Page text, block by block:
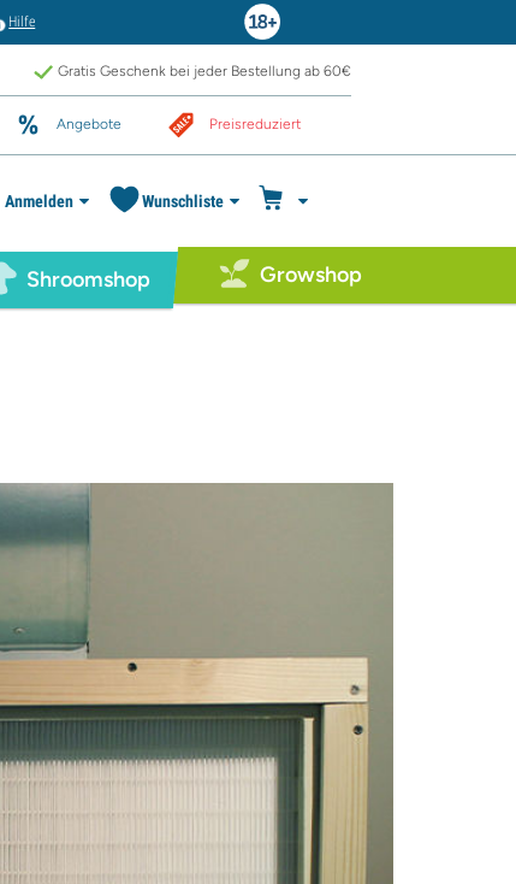
Hilfe
Gratis Geschenk bei jeder Bestellung ab 60€
Angebote Preisreduziert
Anmelden Wunschliste
Shroomshop Growshop